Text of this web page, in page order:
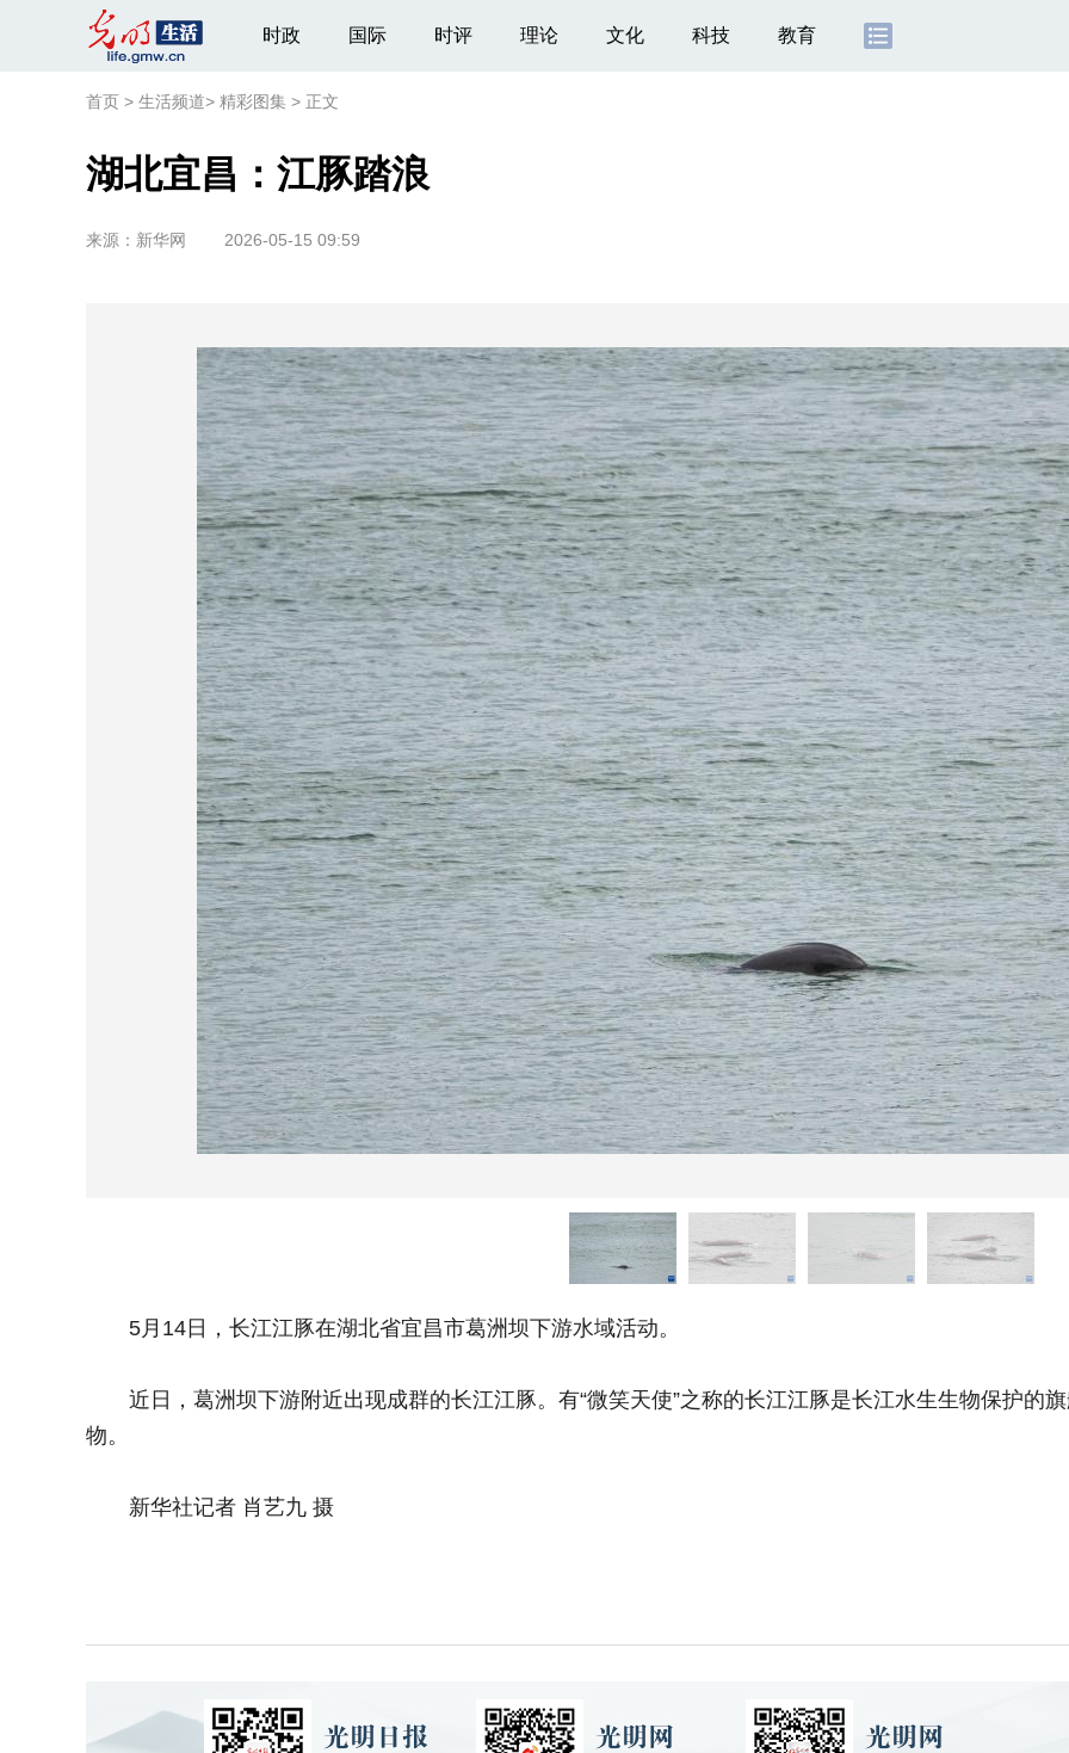
时政 国际 时评 理论 文化 科技 教育
首页 > 生活频道> 精彩图集 > 正文
湖北宜昌：江豚踏浪
来源： 新华网 2026-05-15 09:59
5月14日，长江江豚在湖北省宜昌市葛洲坝下游水域活动。
近日，葛洲坝下游附近出现成群的长江江豚。有“微笑天使”之称的长江江豚是长江水生生物保护的
物。
新华社记者 肖艺九 摄